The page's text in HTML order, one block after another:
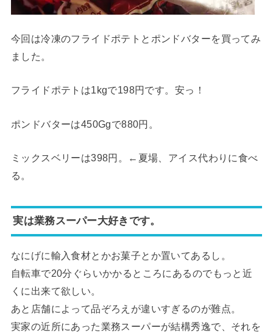
今回は冷凍のフライドポテトとポンドバターを買ってみ
ました。
フライドポテトは1kgで198円です。安っ！
ポンドバターは450Ggで880円。
ミックスベリーは398円。←夏場、アイス代わりに食べ
る。
実は業務スーパー大好きです。
なにげに輸入食材とかお菓子とか置いてあるし。
自転車で20分ぐらいかかるところにあるのでもっと近
くに出来て欲しい。
あと店舗によって品ぞろえが違いすぎるのが難点。
実家の近所にあった業務スーパーが結構秀逸で、それを